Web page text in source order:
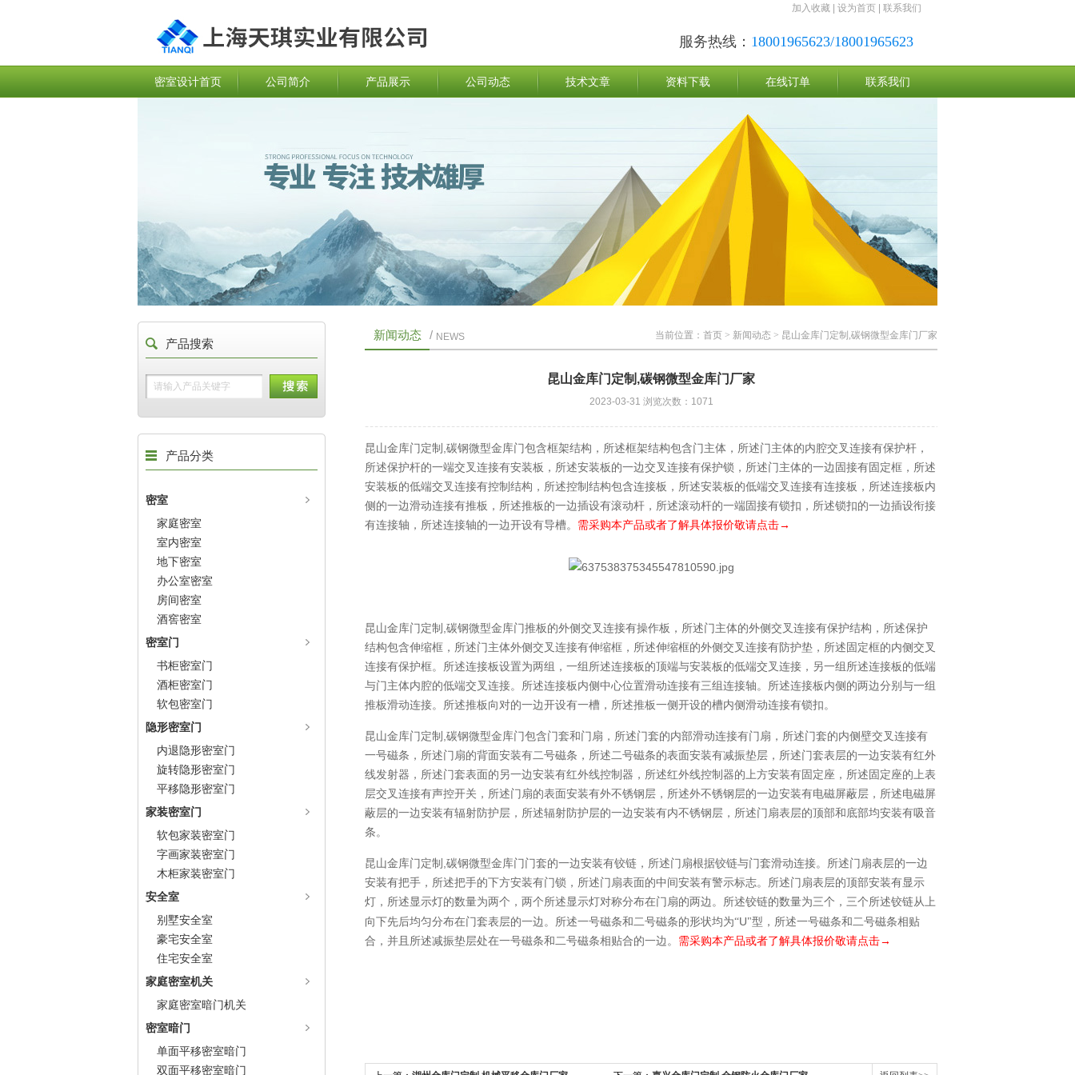
加入收藏 设为首页 联系我们
服务热线： 18001965623/18001965623
密室设计首页 公司简介 产品展示 公司动态 技术文章 资料下载 在线订单 联系我们
产品搜索
产品分类
密室
家庭密室
室内密室
地下密室
办公室密室
房间密室
酒窖密室
密室门
书柜密室门
酒柜密室门
软包密室门
隐形密室门
内退隐形密室门
旋转隐形密室门
平移隐形密室门
家装密室门
软包家装密室门
字画家装密室门
木柜家装密室门
安全室
别墅安全室
豪宅安全室
住宅安全室
家庭密室机关
家庭密室暗门机关
密室暗门
单面平移密室暗门
双面平移密室暗门
新闻动态 / NEWS 当前位置： 首页 > 新闻动态 > 昆山金库门定制,碳钢微型金库门厂家
昆山金库门定制,碳钢微型金库门厂家
2023-03-31 浏览次数：1071
昆山金库门定制 碳钢微型金库门包含框架结构，所述框架结构包含门主体，所述门主体的内腔交叉连接有保护杆，
所述保护杆的一端交叉连接有安装板，所述安装板的一边交叉连接有保护锁，所述门主体的一边固接有固定框，所述
安装板的低端交叉连接有控制结构，所述控制结构包含连接板，所述安装板的低端交叉连接有连接板，所述连接板内
侧的一边滑动连接有推板，所述推板的一边插设有滚动杆，所述滚动杆的一端固接有锁扣，所述锁扣的一边插设衔接
有连接轴，所述连接轴的一边开设有导槽。 需采购本产品或者了解具体报价敬请点击→
昆山金库门定制 碳钢微型金库门推板的外侧交叉连接有操作板，所述门主体的外侧交叉连接有保护结构，所述保护
结构包含伸缩框，所述门主体外侧交叉连接有伸缩框，所述伸缩框的外侧交叉连接有防护垫，所述固定框的内侧交叉
连接有保护框。所述连接板设置为两组，一组所述连接板的顶端与安装板的低端交叉连接，另一组所述连接板的低端
与门主体内腔的低端交叉连接。所述连接板内侧中心位置滑动连接有三组连接轴。所述连接板内侧的两边分别与一组
推板滑动连接。所述推板向对的一边开设有一槽，所述推板一侧开设的槽内侧滑动连接有锁扣。
昆山金库门定制 碳钢微型金库门包含门套和门扇，所述门套的内部滑动连接有门扇，所述门套的内侧壁交叉连接有
一号磁条，所述门扇的背面安装有二号磁条，所述二号磁条的表面安装有减振垫层，所述门套表层的一边安装有红外
线发射器，所述门套表面的另一边安装有红外线控制器，所述红外线控制器的上方安装有固定座，所述固定座的上表
层交叉连接有声控开关，所述门扇的表面安装有外不锈钢层，所述外不锈钢层的一边安装有电磁屏蔽层，所述电磁屏
蔽层的一边安装有辐射防护层，所述辐射防护层的一边安装有内不锈钢层，所述门扇表层的顶部和底部均安装有吸音
条。
昆山金库门定制 碳钢微型金库门门套的一边安装有铰链，所述门扇根据铰链与门套滑动连接。所述门扇表层的一边
安装有把手，所述把手的下方安装有门锁，所述门扇表面的中间安装有警示标志。所述门扇表层的顶部安装有显示
灯，所述显示灯的数量为两个，两个所述显示灯对称分布在门扇的两边。所述铰链的数量为三个，三个所述铰链从上
向下先后均匀分布在门套表层的一边。所述一号磁条和二号磁条的形状均为“U"型，所述一号磁条和二号磁条相贴
合，并且所述减振垫层处在一号磁条和二号磁条相贴合的一边。 需采购本产品或者了解具体报价敬请点击→